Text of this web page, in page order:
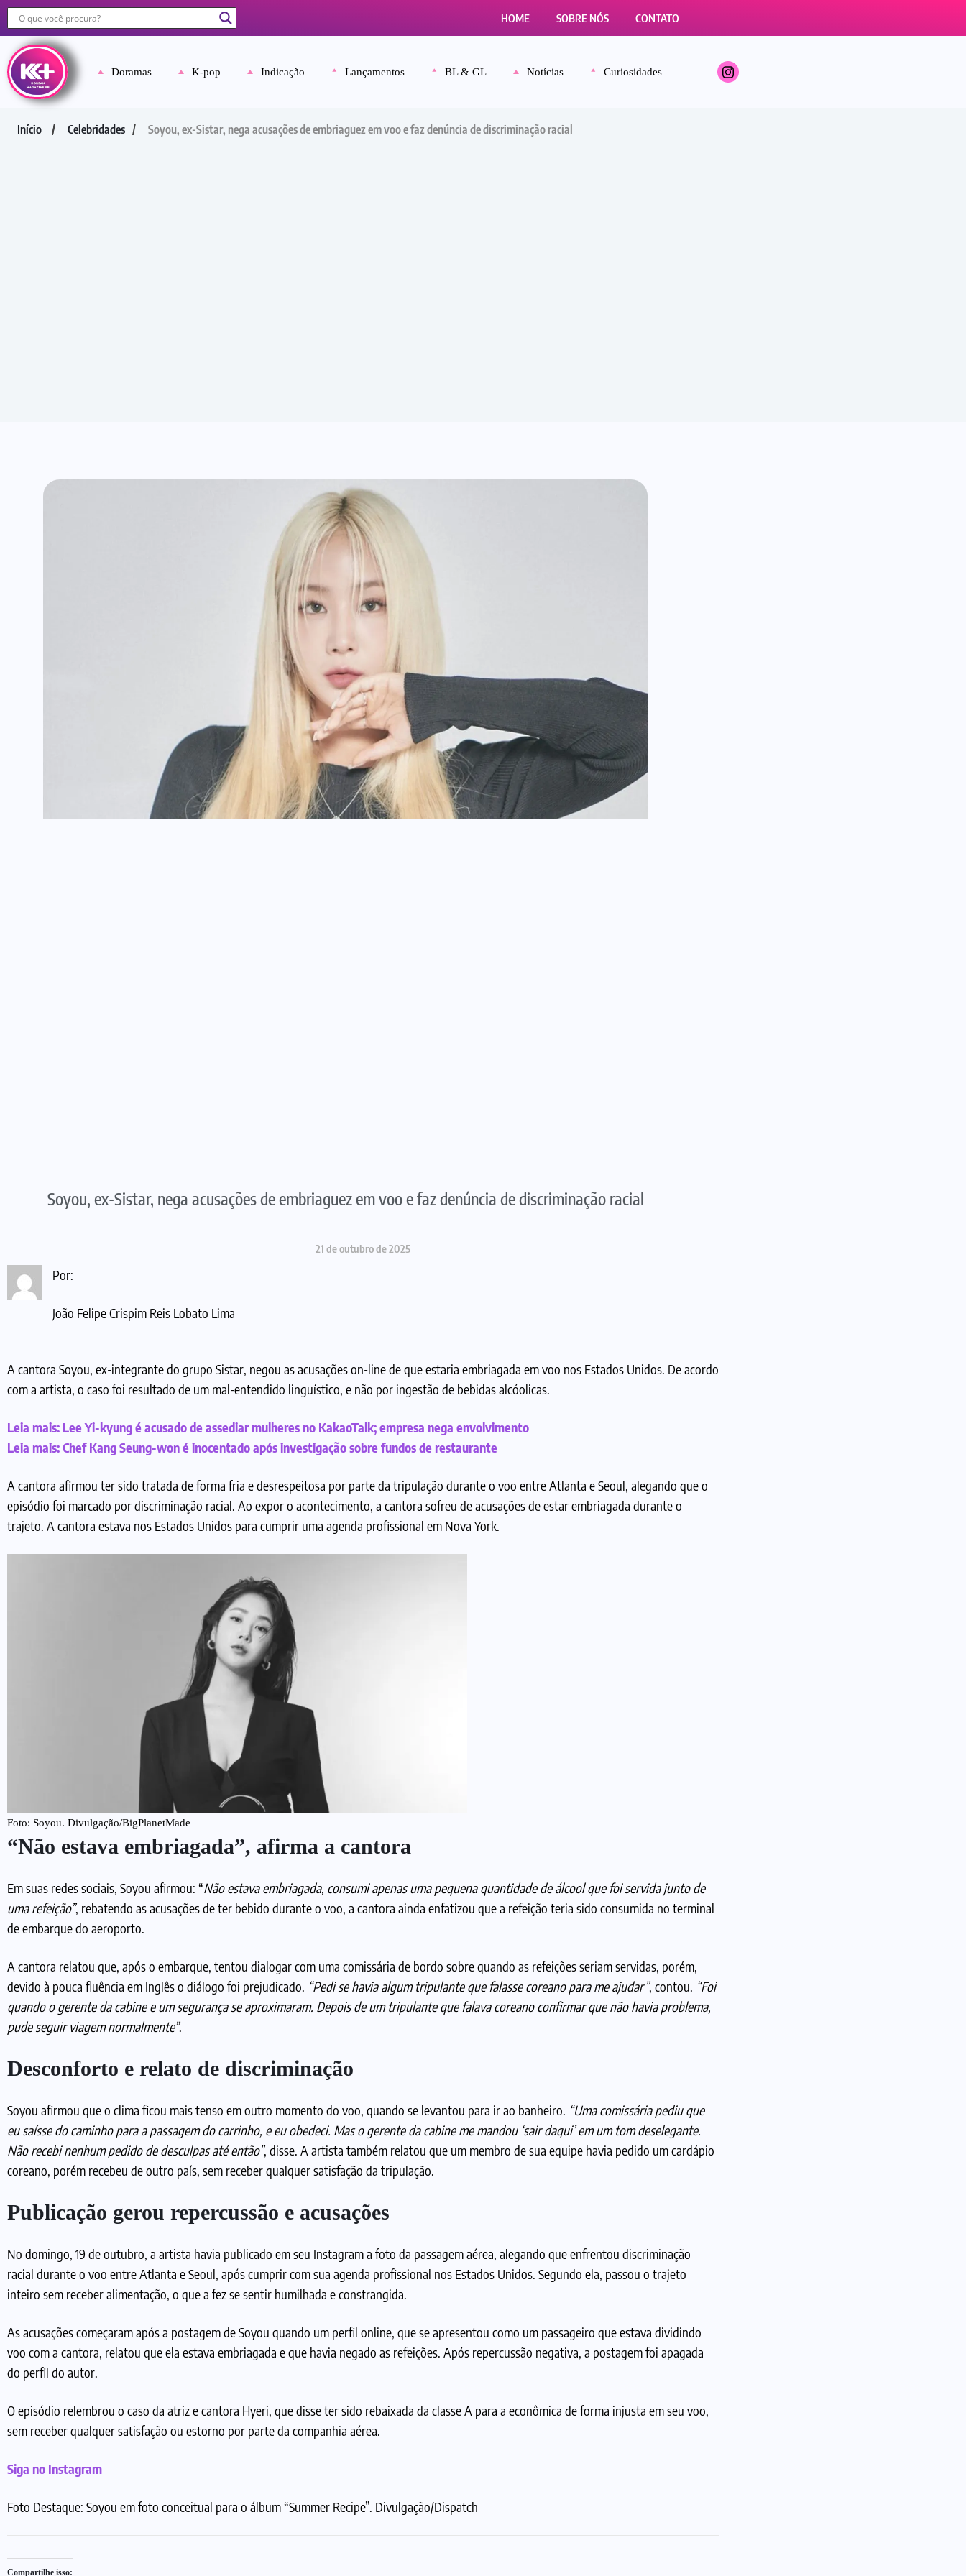
HOME SOBRE NÓS CONTATO
Doramas K-pop Indicação Lançamentos BL & GL Notícias Curiosidades
Início Celebridades Soyou, ex-Sistar, nega acusações de embriaguez em voo e faz denúncia de discriminação racial
Soyou, ex-Sistar, nega acusações de embriaguez em voo e faz denúncia de discriminação racial
21 de outubro de 2025
Por:
João Felipe Crispim Reis Lobato Lima
A cantora Soyou, ex-integrante do grupo Sistar, negou as acusações on-line de que estaria embriagada em voo nos Estados Unidos. De acordo
com a artista, o caso foi resultado de um mal-entendido linguístico, e não por ingestão de bebidas alcóolicas.
Leia mais: Lee Yi-kyung é acusado de assediar mulheres no KakaoTalk; empresa nega envolvimento
Leia mais:Chef Kang Seung-won é inocentado após investigação sobre fundos de restaurante
A cantora afirmou ter sido tratada de forma fria e desrespeitosa por parte da tripulação durante o voo entre Atlanta e Seoul, alegando que o
episódio foi marcado por discriminação racial. Ao expor o acontecimento, a cantora sofreu de acusações de estar embriagada durante o
trajeto. A cantora estava nos Estados Unidos para cumprir uma agenda profissional em Nova York.
Foto: Soyou. Divulgação/BigPlanetMade
“Não estava embriagada”, afirma a cantora
Em suas redes sociais, Soyou afirmou: “Não estava embriagada, consumi apenas uma pequena quantidade de álcool que foi servida junto de
uma refeição”, rebatendo as acusações de ter bebido durante o voo, a cantora ainda enfatizou que a refeição teria sido consumida no terminal
de embarque do aeroporto.
A cantora relatou que, após o embarque, tentou dialogar com uma comissária de bordo sobre quando as refeições seriam servidas, porém,
devido à pouca fluência em Inglês o diálogo foi prejudicado. “Pedi se havia algum tripulante que falasse coreano para me ajudar”, contou. “Foi
quando o gerente da cabine e um segurança se aproximaram. Depois de um tripulante que falava coreano confirmar que não havia problema,
pude seguir viagem normalmente”.
Desconforto e relato de discriminação
Soyou afirmou que o clima ficou mais tenso em outro momento do voo, quando se levantou para ir ao banheiro. “Uma comissária pediu que
eu saísse do caminho para a passagem do carrinho, e eu obedeci. Mas o gerente da cabine me mandou ‘sair daqui’ em um tom deselegante.
Não recebi nenhum pedido de desculpas até então”, disse. A artista também relatou que um membro de sua equipe havia pedido um cardápio
coreano, porém recebeu de outro país, sem receber qualquer satisfação da tripulação.
Publicação gerou repercussão e acusações
No domingo, 19 de outubro, a artista havia publicado em seu Instagram a foto da passagem aérea, alegando que enfrentou discriminação
racial durante o voo entre Atlanta e Seoul, após cumprir com sua agenda profissional nos Estados Unidos. Segundo ela, passou o trajeto
inteiro sem receber alimentação, o que a fez se sentir humilhada e constrangida.
As acusações começaram após a postagem de Soyou quando um perfil online, que se apresentou como um passageiro que estava dividindo
voo com a cantora, relatou que ela estava embriagada e que havia negado as refeições. Após repercussão negativa, a postagem foi apagada
do perfil do autor.
O episódio relembrou o caso da atriz e cantora Hyeri, que disse ter sido rebaixada da classe A para a econômica de forma injusta em seu voo,
sem receber qualquer satisfação ou estorno por parte da companhia aérea.
Siga no Instagram
Foto Destaque: Soyou em foto conceitual para o álbum “Summer Recipe”. Divulgação/Dispatch
Compartilhe isso: